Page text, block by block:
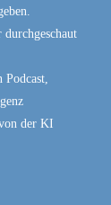
Podcast,
der KI